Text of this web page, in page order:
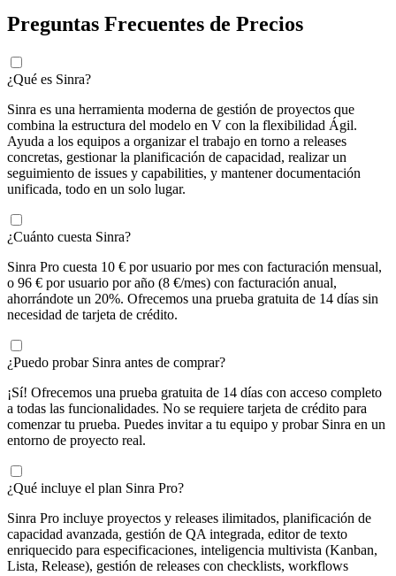
Preguntas Frecuentes de Precios
¿Qué es Sinra?
Sinra es una herramienta moderna de gestión de proyectos que
combina la estructura del modelo en V con la flexibilidad Ágil.
Ayuda a los equipos a organizar el trabajo en torno a releases
concretas, gestionar la planificación de capacidad, realizar un
seguimiento de issues y capabilities, y mantener documentación
unificada, todo en un solo lugar.
¿Cuánto cuesta Sinra?
Sinra Pro cuesta 10 € por usuario por mes con facturación mensual,
o 96 € por usuario por año (8 €/mes) con facturación anual,
ahorrándote un 20%. Ofrecemos una prueba gratuita de 14 días sin
necesidad de tarjeta de crédito.
¿Puedo probar Sinra antes de comprar?
¡Sí! Ofrecemos una prueba gratuita de 14 días con acceso completo
a todas las funcionalidades. No se requiere tarjeta de crédito para
comenzar tu prueba. Puedes invitar a tu equipo y probar Sinra en un
entorno de proyecto real.
¿Qué incluye el plan Sinra Pro?
Sinra Pro incluye proyectos y releases ilimitados, planificación de
capacidad avanzada, gestión de QA integrada, editor de texto
enriquecido para especificaciones, inteligencia multivista (Kanban,
Lista, Release), gestión de releases con checklists, workflows